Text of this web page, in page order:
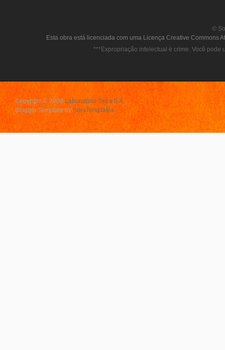
©
Esta obra está licenciada com uma Licença Creative Commons
***Expropriação intelectual é crime. Você
Copyright © 2009 Laboratório Terra S.A.
Blogger Template by SoraTemplates